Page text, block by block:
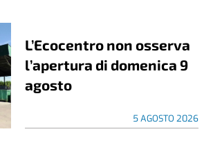
L’Ecocentro non osserva
l’apertura di domenica 9
agosto
5 AGOSTO 2026